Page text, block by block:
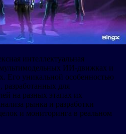
интеллектуальная
мультимодельных ИИ-движках и
Его уникальной особенностью
разработанных для
на разных этапах их
рынка и разработки
и мониторинга в реальном